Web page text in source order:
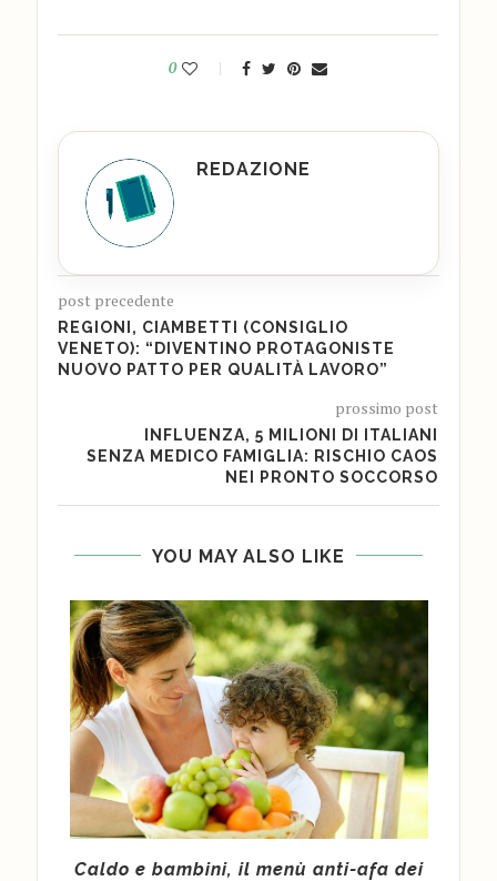
0
REDAZIONE
post precedente
REGIONI, CIAMBETTI (CONSIGLIO
VENETO): “DIVENTINO PROTAGONISTE
NUOVO PATTO PER QUALITÀ LAVORO”
prossimo post
INFLUENZA, 5 MILIONI DI ITALIANI
SENZA MEDICO FAMIGLIA: RISCHIO CAOS
NEI PRONTO SOCCORSO
YOU MAY ALSO LIKE
Caldo e bambini, il menù anti-afa dei